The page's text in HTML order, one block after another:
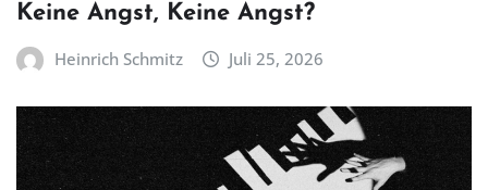
Keine Angst, Keine Angst?
Heinrich Schmitz Juli 25, 2026